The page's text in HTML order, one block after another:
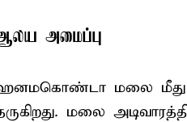
அமைப்பு
மலை மீது
மலை